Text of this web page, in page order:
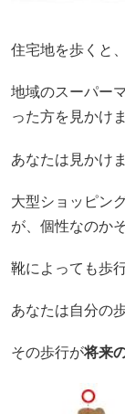
住宅地を歩くと
地域のスーパー
った方を見かけま
あなたは見かけ
大型ショッピン
が、個性なのか
靴によっても歩
あなたは自分の
その歩行が将来